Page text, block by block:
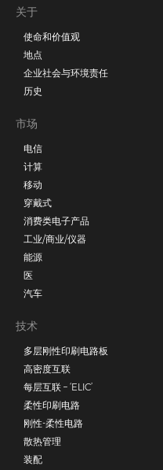
Footer
menu
关于
使命和价值观
地点
企业社会与环境责任
历史
市场
电信
计算
移动
穿戴式
消费类电子产品
工业/商业/仪器
能源
医
汽车
技术
多层刚性印刷电路板
高密度互联
每层互联 – ‘ELIC’
柔性印刷电路
刚性-柔性电路
散热管理
装配